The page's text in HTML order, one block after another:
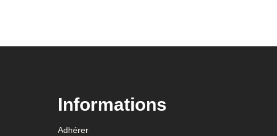
Informations
Adhérer